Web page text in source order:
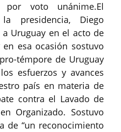
voto unánime.El
presidencia, Diego
a Uruguay en el acto de
esa ocasión sostuvo
témpore de Uruguay
esfuerzos y avances
país en materia de
contra el Lavado de
Organizado. Sostuvo
de “un reconocimiento